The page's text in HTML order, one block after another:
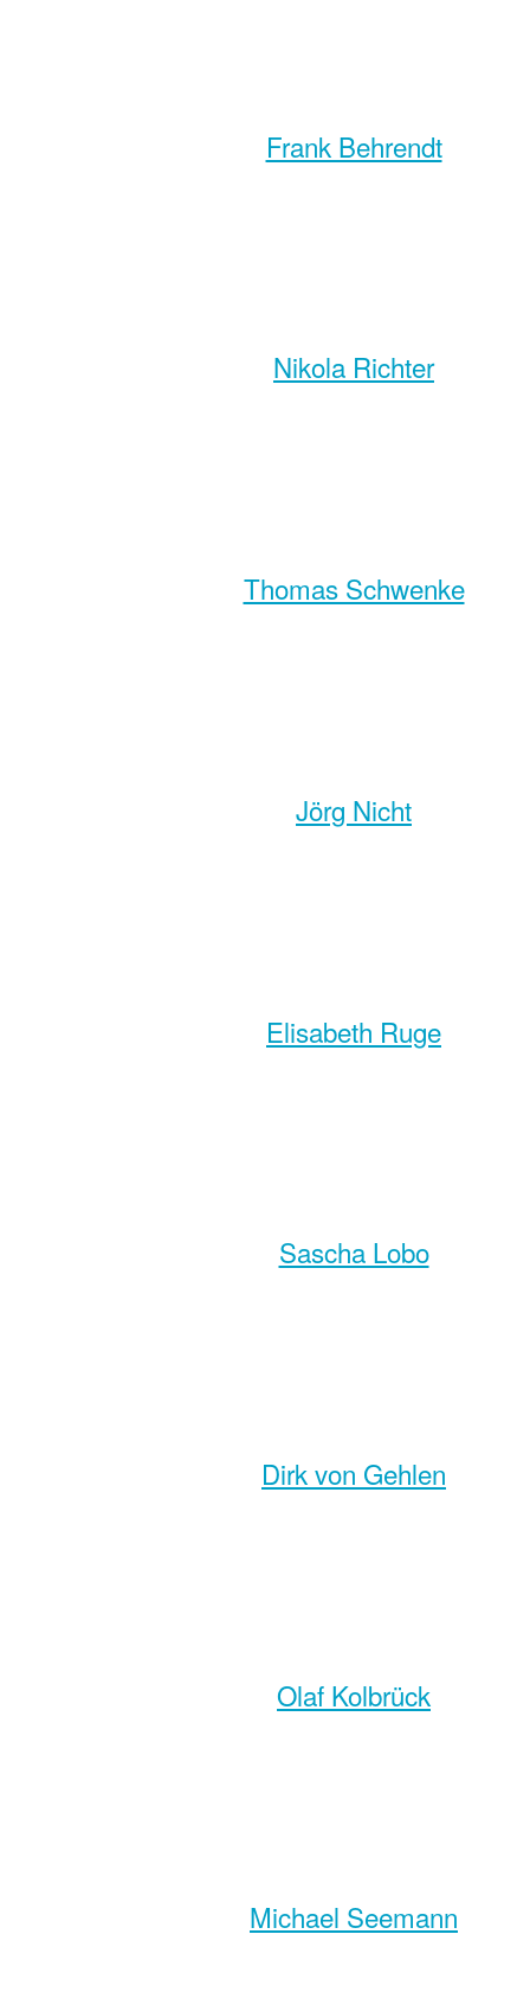
Frank Behrendt
Nikola Richter
Thomas Schwenke
Jörg Nicht
Elisabeth Ruge
Sascha Lobo
Dirk von Gehlen
Olaf Kolbrück
Michael Seemann